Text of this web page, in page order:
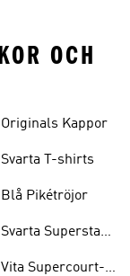
OCH
Originals Kappor
Svarta T-shirts
Blå Pikétröjor
Svarta Superstar-
Vita Supercourt-